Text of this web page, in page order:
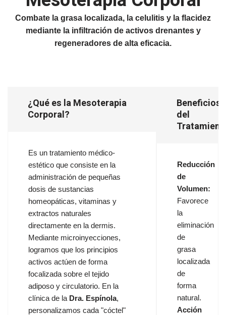
Combate la grasa localizada, la celulitis y la flacidez
mediante la infiltración de activos drenantes y
regeneradores de alta eficacia.
¿Qué es la Mesoterapia
Corporal?
Es un tratamiento médico-
estético que consiste en la
administración de pequeñas
dosis de sustancias
homeopáticas, vitaminas y
extractos naturales
directamente en la dermis.
Mediante microinyecciones,
logramos que los principios
activos actúen de forma
focalizada sobre el tejido
adiposo y circulatorio. En la
clínica de la Dra. Espínola,
personalizamos cada "cóctel"
Beneficios
del
Reducción
de
Volumen:
Favorece
la
eliminación
de
grasa
localizada
de
forma
natural.
Acción